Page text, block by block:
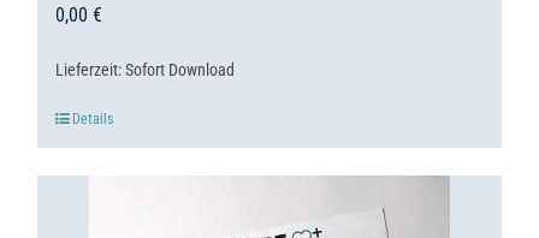
0,00 €
Lieferzeit:Sofort Download
Details